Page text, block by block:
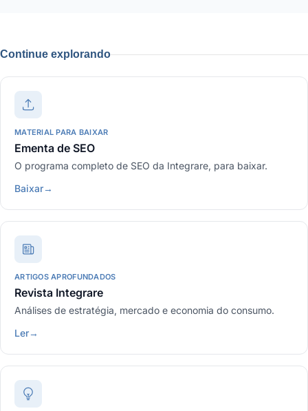
Continue explorando
MATERIAL PARA BAIXAR
Ementa de SEO
O programa completo de SEO da Integrare, para baixar.
Baixar→
ARTIGOS APROFUNDADOS
Revista Integrare
Análises de estratégia, mercado e economia do consumo.
Ler→